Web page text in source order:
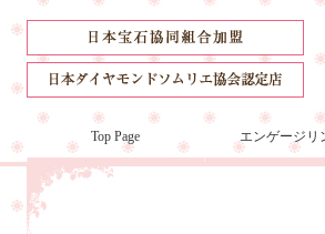
Top Page エンゲージリ